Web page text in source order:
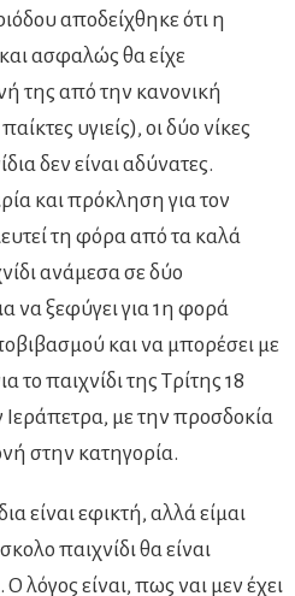
αποδείχθηκε ότι η
ασφαλώς θα είχε
της από την κανονική
υγιείς), οι δύο νίκες
δεν είναι αδύνατες.
και πρόκληση για τον
τη φόρα από τα καλά
ανάμεσα σε δύο
να ξεφύγει για 1η φορά
και να μπορέσει με
το παιχνίδι της Τρίτης 18
Ιεράπετρα, με την προσδοκία
στην κατηγορία.
είναι εφικτή, αλλά είμαι
παιχνίδι θα είναι
λόγος είναι, πως ναι μεν έχει